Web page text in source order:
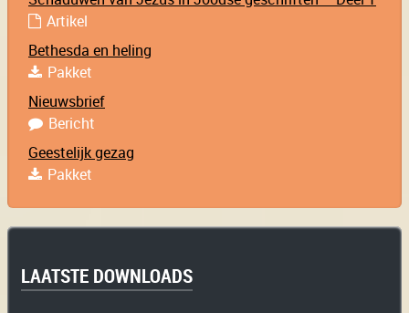
Artikel
Bethesda en heling
Pakket
Nieuwsbrief
Bericht
Geestelijk gezag
Pakket
LAATSTE DOWNLOADS